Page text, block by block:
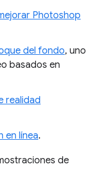
Photoshop
del fondo, uno
basados en
realidad
en línea.
de